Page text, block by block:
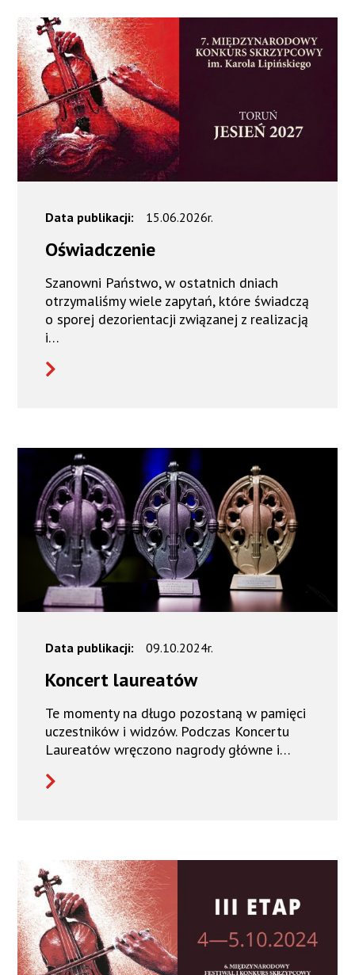
Data publikacji: 15.06.2026r.
Oświadczenie
Szanowni Państwo, w ostatnich dniach
otrzymaliśmy wiele zapytań, które świadczą
o sporej dezorientacji związanej z realizacją
i…
Data publikacji: 09.10.2024r.
Koncert laureatów
Te momenty na długo pozostaną w pamięci
uczestników i widzów. Podczas Koncertu
Laureatów wręczono nagrody główne i…